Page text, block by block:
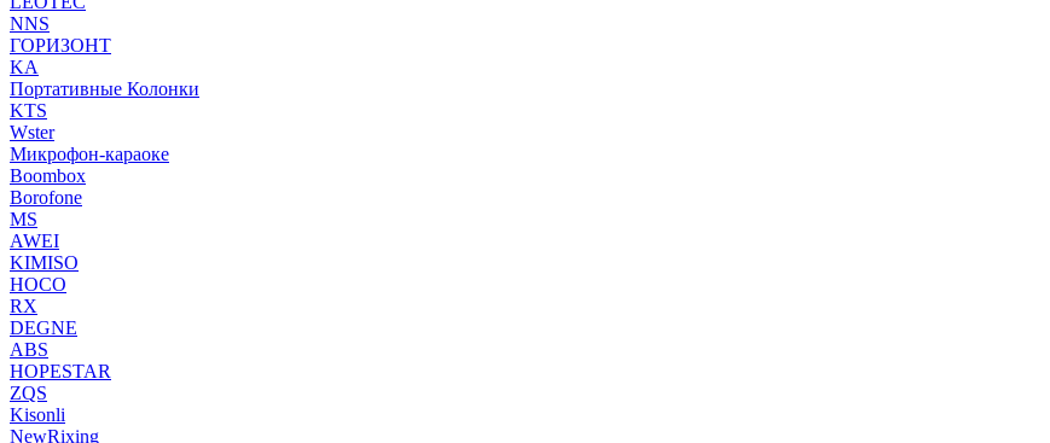
NNS
ГОРИЗОНТ
KA
Портативные Колонки
KTS
Wster
Микрофон-караоке
Boombox
Borofone
MS
AWEI
KIMISO
HOCO
RX
DEGNE
ABS
HOPESTAR
ZQS
Kisonli
NewRixing